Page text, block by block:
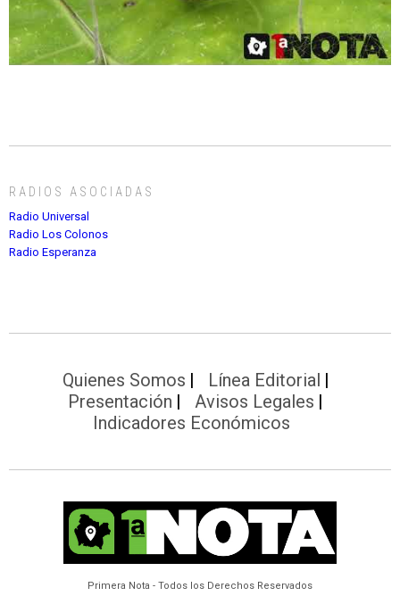
RADIOS ASOCIADAS
Radio Universal
Radio Los Colonos
Radio Esperanza
Quienes Somos
Línea Editorial
Presentación
Avisos Legales
Indicadores Económicos
Primera Nota - Todos los Derechos Reservados